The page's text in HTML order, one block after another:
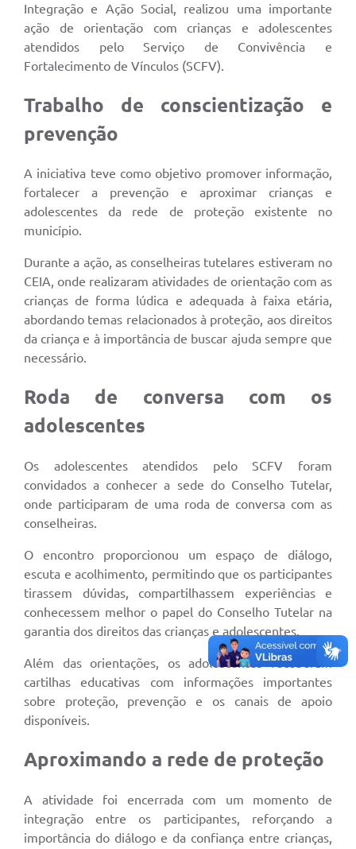
Integração e Ação Social, realizou uma importante
ação de orientação com crianças e adolescentes
atendidos pelo Serviço de Convivência e
Fortalecimento de Vínculos (SCFV).
Trabalho de conscientização e
prevenção
A iniciativa teve como objetivo promover informação,
fortalecer a prevenção e aproximar crianças e
adolescentes da rede de proteção existente no
município.
Durante a ação, as conselheiras tutelares estiveram no
CEIA, onde realizaram atividades de orientação com as
crianças de forma lúdica e adequada à faixa etária,
abordando temas relacionados à proteção, aos direitos
da criança e à importância de buscar ajuda sempre que
necessário.
Roda de conversa com os
adolescentes
Os adolescentes atendidos pelo SCFV foram
convidados a conhecer a sede do Conselho Tutelar,
onde participaram de uma roda de conversa com as
conselheiras.
O encontro proporcionou um espaço de diálogo,
escuta e acolhimento, permitindo que os participantes
tirassem dúvidas, compartilhassem experiências e
conhecessem melhor o papel do Conselho Tutelar na
garantia dos direitos das crianças e adolescentes.
Além das orientações, os adolescentes receberam
cartilhas educativas com informações importantes
sobre proteção, prevenção e os canais de apoio
disponíveis.
Aproximando a rede de proteção
A atividade foi encerrada com um momento de
integração entre os participantes, reforçando a
importância do diálogo e da confiança entre crianças,